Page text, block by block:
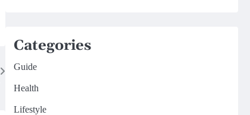
Categories
Guide
Health
Lifestyle